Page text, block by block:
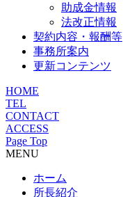
助成金情報
法改正情報
契約内容・報酬等
事務所案内
更新コンテンツ
HOME
TEL
CONTACT
ACCESS
Page Top
MENU
ホーム
所長紹介